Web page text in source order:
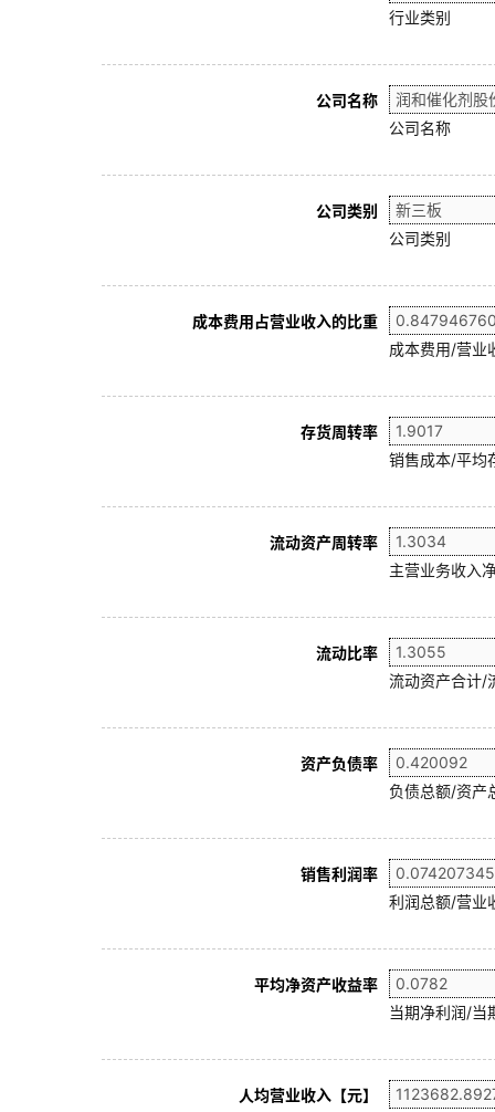
行业类别
公司名称
公司名称
公司类别
公司类别
成本费用占营业收入的比重
成本费用/营业
存货周转率
销售成本/平均
流动资产周转率
主营业务收入
流动比率
流动资产合计/
资产负债率
负债总额/资产
销售利润率
利润总额/营业
平均净资产收益率
当期净利润/当
人均营业收入【元】